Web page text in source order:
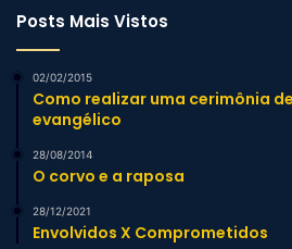
Posts Mais Vistos
02/02/2015
Como realizar uma cerimônia
evangélico
28/08/2014
O corvo e a raposa
28/12/2021
Envolvidos X Comprometidos